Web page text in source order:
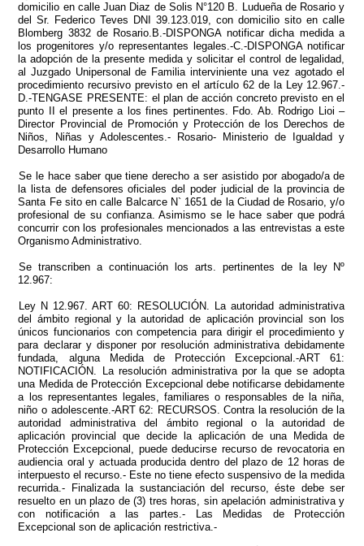
domicilio en calle Juan Diaz de Solis N°120 B. Ludueña de Rosario y
del Sr. Federico Teves DNI 39.123.019, con domicilio sito en calle
Blomberg 3832 de Rosario.B.-DISPONGA notificar dicha medida a
los progenitores y/o representantes legales.-C.-DISPONGA notificar
la adopción de la presente medida y solicitar el control de legalidad,
al Juzgado Unipersonal de Familia interviniente una vez agotado el
procedimiento recursivo previsto en el artículo 62 de la Ley 12.967.-
D.-TENGASE PRESENTE: el plan de acción concreto previsto en el
punto II el presente a los fines pertinentes. Fdo. Ab. Rodrigo Lioi –
Director Provincial de Promoción y Protección de los Derechos de
Niños, Niñas y Adolescentes.- Rosario- Ministerio de Igualdad y
Desarrollo Humano
Se le hace saber que tiene derecho a ser asistido por abogado/a de
la lista de defensores oficiales del poder judicial de la provincia de
Santa Fe sito en calle Balcarce N` 1651 de la Ciudad de Rosario, y/o
profesional de su confianza. Asimismo se le hace saber que podrá
concurrir con los profesionales mencionados a las entrevistas a este
Organismo Administrativo.
Se transcriben a continuación los arts. pertinentes de la ley Nº
12.967:
Ley N 12.967. ART 60: RESOLUCIÓN. La autoridad administrativa
del ámbito regional y la autoridad de aplicación provincial son los
únicos funcionarios con competencia para dirigir el procedimiento y
para declarar y disponer por resolución administrativa debidamente
fundada, alguna Medida de Protección Excepcional.-ART 61:
NOTIFICACIÓN. La resolución administrativa por la que se adopta
una Medida de Protección Excepcional debe notificarse debidamente
a los representantes legales, familiares o responsables de la niña,
niño o adolescente.-ART 62: RECURSOS. Contra la resolución de la
autoridad administrativa del ámbito regional o la autoridad de
aplicación provincial que decide la aplicación de una Medida de
Protección Excepcional, puede deducirse recurso de revocatoria en
audiencia oral y actuada producida dentro del plazo de 12 horas de
interpuesto el recurso.- Este no tiene efecto suspensivo de la medida
recurrida.- Finalizada la sustanciación del recurso, éste debe ser
resuelto en un plazo de (3) tres horas, sin apelación administrativa y
con notificación a las partes.- Las Medidas de Protección
Excepcional son de aplicación restrictiva.-